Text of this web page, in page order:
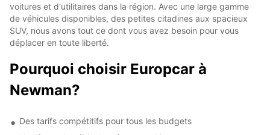
voitures et d'utilitaires dans la région. Avec une large gamme
de véhicules disponibles, des petites citadines aux spacieux
SUV, nous avons tout ce dont vous avez besoin pour vous
déplacer en toute liberté.
Pourquoi choisir Europcar à
Newman?
Des tarifs compétitifs pour tous les budgets